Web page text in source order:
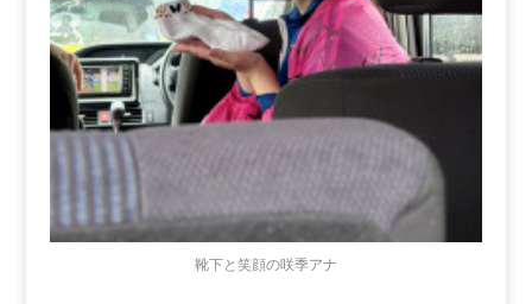
靴下と笑顔の咲季アナ